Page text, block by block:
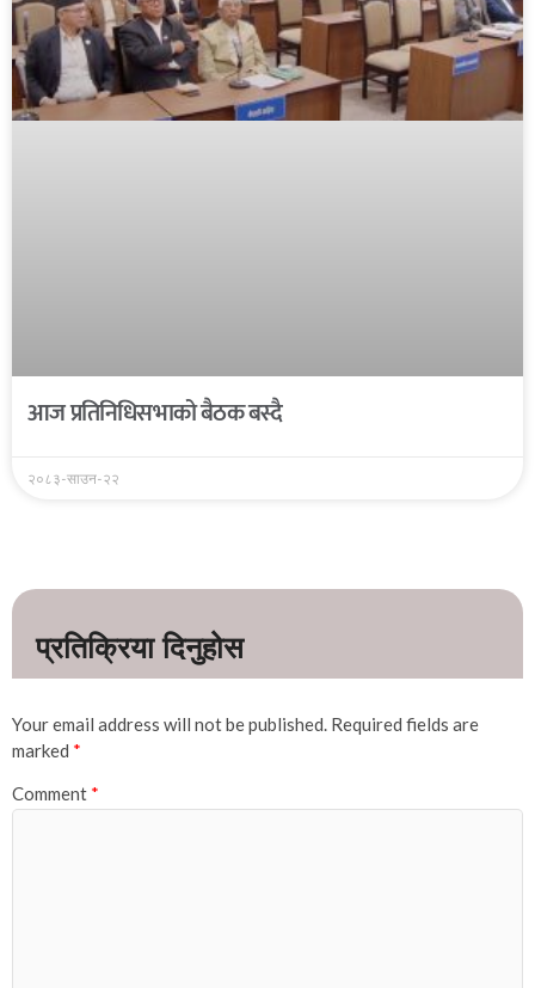
आज प्रतिनिधिसभाको बैठक बस्दै
२०८३-साउन-२२
Your email address will not be published. Required fields are
marked *
Comment *